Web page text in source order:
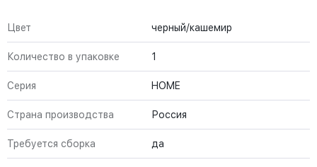
Цвет черный/кашемир
Количество в упаковке 1
Серия HOME
Страна производства Россия
Требуется сборка да